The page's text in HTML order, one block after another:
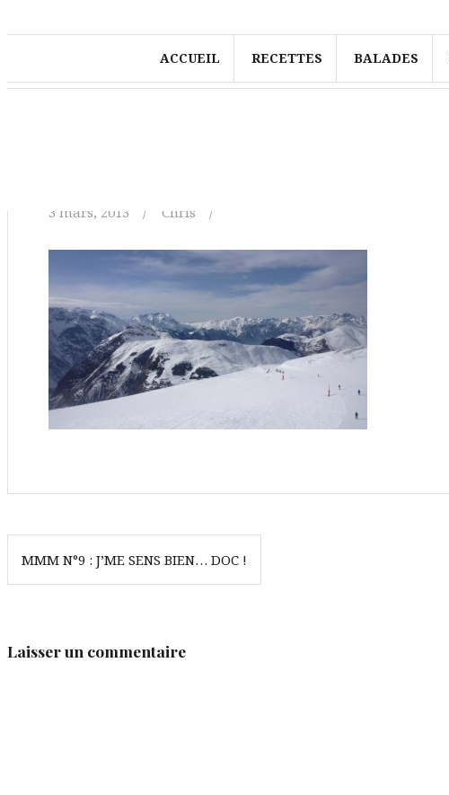
ACCUEIL RECETTES BALADES
3 mars, 2013 Chris
Navigation
de
MMM N°9 : J’ME SENS BIEN… DOC !
Laisser un commentaire